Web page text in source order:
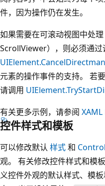
件，因为操作仍在发生。
如果需要在可滚动视图中处理
ScrollViewer），则必须通过
元素的操作事件的支持。 若
请调用
有关更多示例，请参阅
控件样式和模板
可以修改默认 样式和
观。 有关修改控件样式和模
义控件外观的默认样式、模